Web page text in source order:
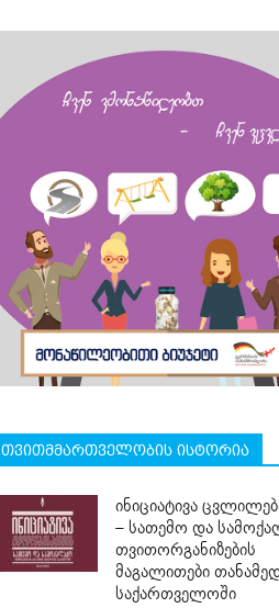
თვითმმართველობის ისტორია
ინიციატივა
– სათემო და
თვითორგანიზების
მაგალითები
საქართველოში